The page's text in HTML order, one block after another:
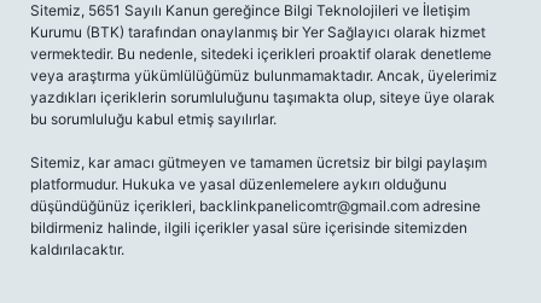
Sitemiz, 5651 Sayılı Kanun gereğince Bilgi Teknolojileri ve İletişim
Kurumu (BTK) tarafından onaylanmış bir Yer Sağlayıcı olarak hizmet
vermektedir. Bu nedenle, sitedeki içerikleri proaktif olarak denetleme
veya araştırma yükümlülüğümüz bulunmamaktadır. Ancak, üyelerimiz
yazdıkları içeriklerin sorumluluğunu taşımakta olup, siteye üye olarak
bu sorumluluğu kabul etmiş sayılırlar.
Sitemiz, kar amacı gütmeyen ve tamamen ücretsiz bir bilgi paylaşım
platformudur. Hukuka ve yasal düzenlemelere aykırı olduğunu
düşündüğünüz içerikleri, backlinkpanelicomtr@gmail.com adresine
bildirmeniz halinde, ilgili içerikler yasal süre içerisinde sitemizden
kaldırılacaktır.